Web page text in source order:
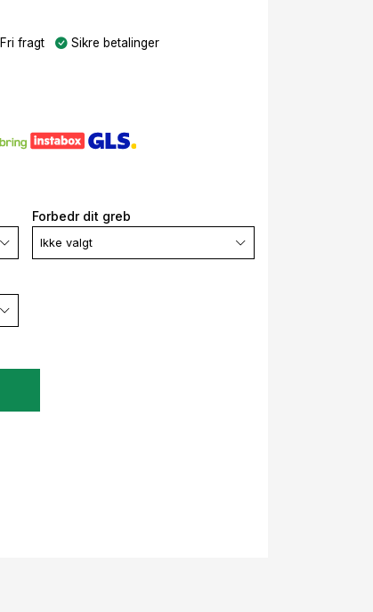
Fri fragt Sikre betalinger
Forbedr dit greb
Ikke valgt